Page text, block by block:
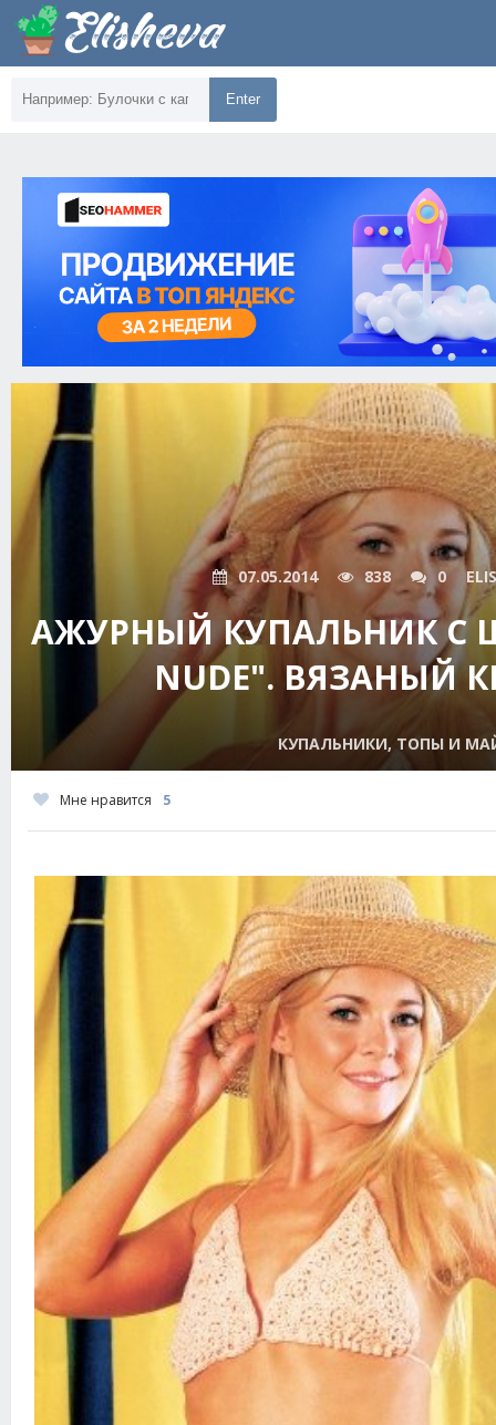
Enter
07.05.2014 838 0
АЖУРНЫЙ КУПАЛЬНИК С
NUDE". ВЯЗАНЫЙ
КУПАЛЬНИКИ, ТОПЫ И
Мне нравится 5